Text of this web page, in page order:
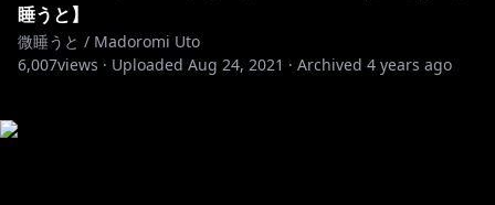
睡うと】
微睡うと / Madoromi Uto
6,007views · Uploaded Aug 24, 2021 · Archived 4 years ago